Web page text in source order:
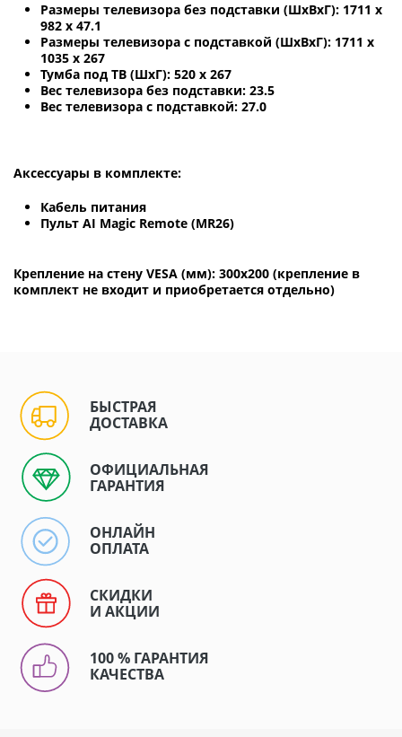
Размеры телевизора без подставки (ШхВхГ): 1711 x
982 x 47.1
Размеры телевизора с подставкой (ШхВхГ): 1711 x
1035 x 267
Тумба под ТВ (ШхГ): 520 x 267
Вес телевизора без подставки: 23.5
Вес телевизора с подставкой: 27.0
Аксессуары в комплекте:
Кабель питания
Пульт AI Magic Remote (MR26)
Крепление на стену VESA (мм): 300х200 (крепление в
комплект не входит и приобретается отдельно)
БЫСТРАЯ
ДОСТАВКА
ОФИЦИАЛЬНАЯ
ГАРАНТИЯ
ОНЛАЙН
ОПЛАТА
СКИДКИ
И АКЦИИ
100 % ГАРАНТИЯ
КАЧЕСТВА